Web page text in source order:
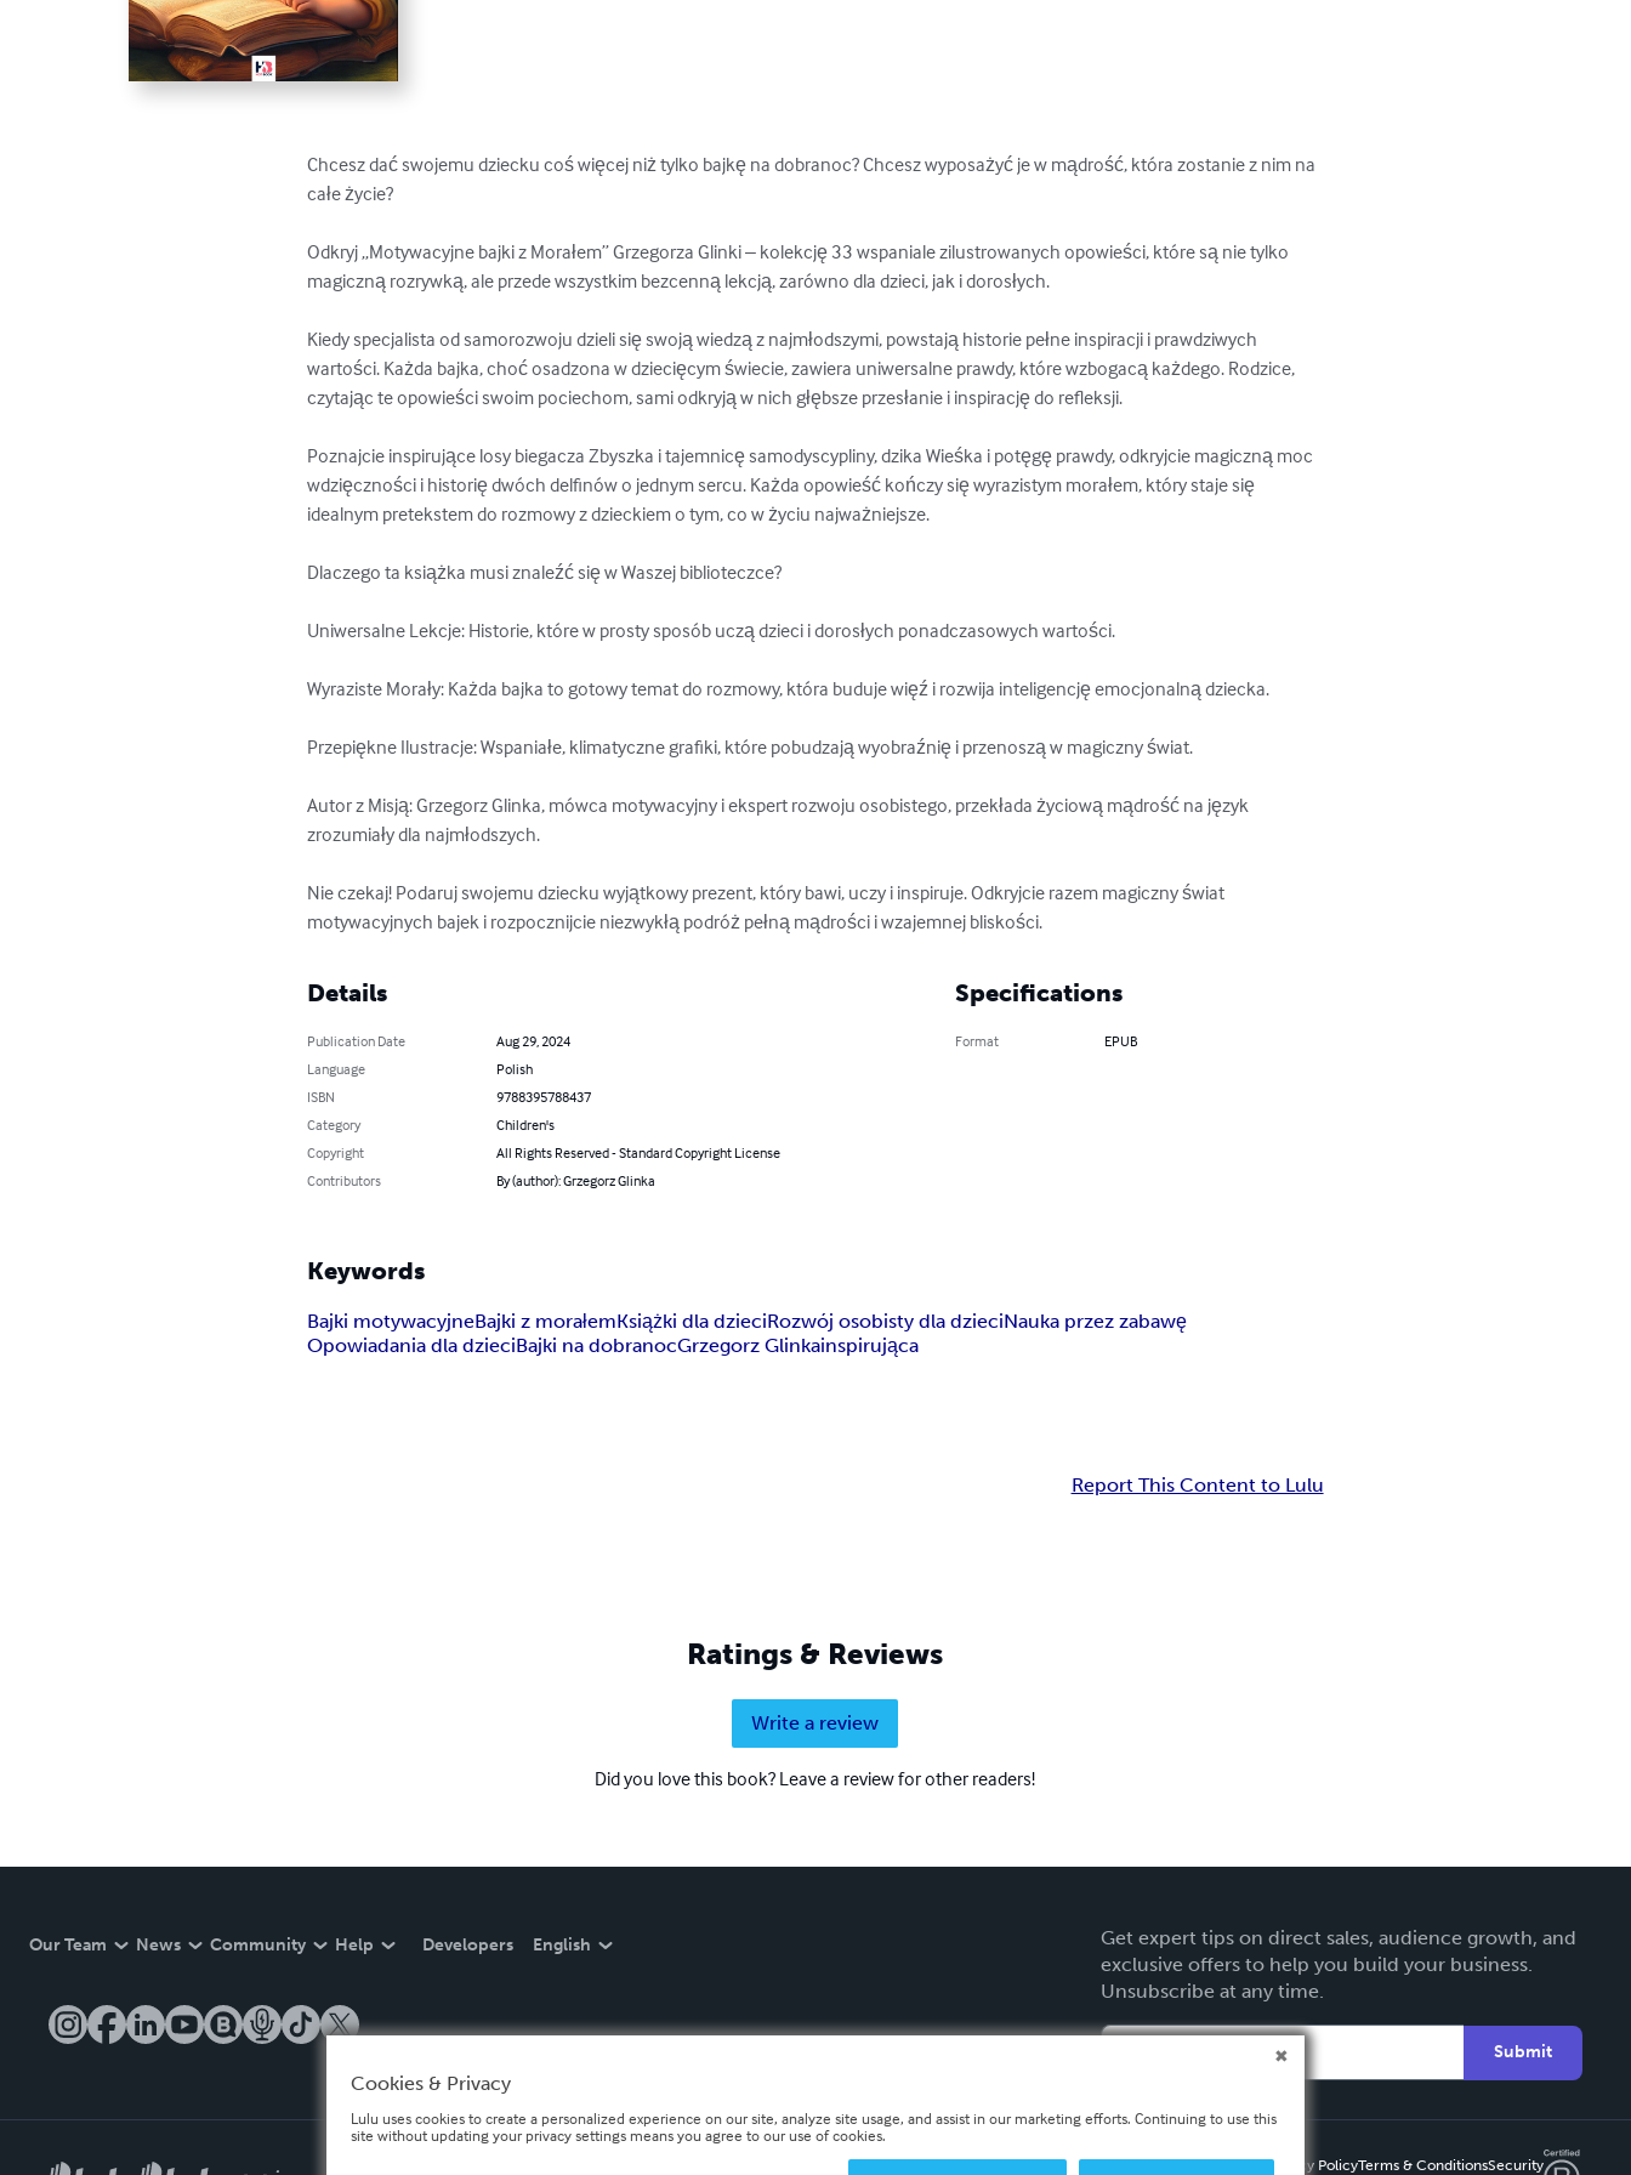
Chcesz dać swojemu dziecku coś więcej niż tylko bajkę na dobranoc? Chcesz wyposażyć je w mądrość, która zostanie z nim na
całe życie?
Odkryj „Motywacyjne bajki z Morałem” Grzegorza Glinki – kolekcję 33 wspaniale zilustrowanych opowieści, które są nie tylko
magiczną rozrywką, ale przede wszystkim bezcenną lekcją, zarówno dla dzieci, jak i dorosłych.
Kiedy specjalista od samorozwoju dzieli się swoją wiedzą z najmłodszymi, powstają historie pełne inspiracji i prawdziwych
wartości. Każda bajka, choć osadzona w dziecięcym świecie, zawiera uniwersalne prawdy, które wzbogacą każdego. Rodzice,
czytając te opowieści swoim pociechom, sami odkryją w nich głębsze przesłanie i inspirację do refleksji.
Poznajcie inspirujące losy biegacza Zbyszka i tajemnicę samodyscypliny, dzika Wieśka i potęgę prawdy, odkryjcie magiczną moc
wdzięczności i historię dwóch delfinów o jednym sercu. Każda opowieść kończy się wyrazistym morałem, który staje się
idealnym pretekstem do rozmowy z dzieckiem o tym, co w życiu najważniejsze.
Dlaczego ta książka musi znaleźć się w Waszej biblioteczce?
Uniwersalne Lekcje: Historie, które w prosty sposób uczą dzieci i dorosłych ponadczasowych wartości.
Wyraziste Morały: Każda bajka to gotowy temat do rozmowy, która buduje więź i rozwija inteligencję emocjonalną dziecka.
Przepiękne Ilustracje: Wspaniałe, klimatyczne grafiki, które pobudzają wyobraźnię i przenoszą w magiczny świat.
Autor z Misją: Grzegorz Glinka, mówca motywacyjny i ekspert rozwoju osobistego, przekłada życiową mądrość na język
zrozumiały dla najmłodszych.
Nie czekaj! Podaruj swojemu dziecku wyjątkowy prezent, który bawi, uczy i inspiruje. Odkryjcie razem magiczny świat
motywacyjnych bajek i rozpocznijcie niezwykłą podróż pełną mądrości i wzajemnej bliskości.
Details
Publication Date
Aug 29, 2024
Language
Polish
ISBN
9788395788437
Category
Children's
Copyright
All Rights Reserved - Standard Copyright License
Contributors
By (author): Grzegorz Glinka
Specifications
Format EPUB
Keywords
Bajki motywacyjneBajki z morałemKsiążki dla dzieciRozwój osobisty dla dzieciNauka przez zabawę
Opowiadania dla dzieciBajki na dobranocGrzegorz Glinkainspirująca
Report This Content to Lulu
Ratings & Reviews
Write a review
Did you love this book? Leave a review for other readers!
Our Team News Community Help Developers English
Get expert tips on direct sales, audience growth, and
exclusive offers to help you build your business.
Unsubscribe at any time.
Submit
Privacy PolicyTerms & ConditionsSecurity
Cookies & Privacy
Lulu uses cookies to create a personalized experience on our site, analyze site usage, and assist in our marketing efforts. Continuing to use this
site without updating your privacy settings means you agree to our use of cookies.